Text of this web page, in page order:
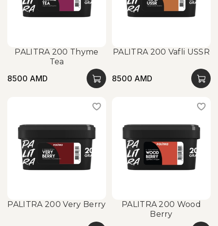
PALITRA 200 Thyme
Tea
8500 AMD
PALITRA 200 Vafli USSR
8500 AMD
PALITRA 200 Very Berry
PALITRA 200 Wood
Berry